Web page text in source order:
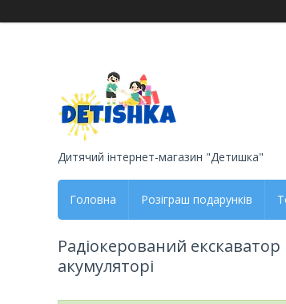
Дитячий інтернет-магазин "Детишка"
Головна Розіграш подарунків
Радіокерований екскаватор
акумуляторі